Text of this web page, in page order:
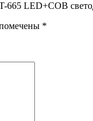
665 LED+COB
*